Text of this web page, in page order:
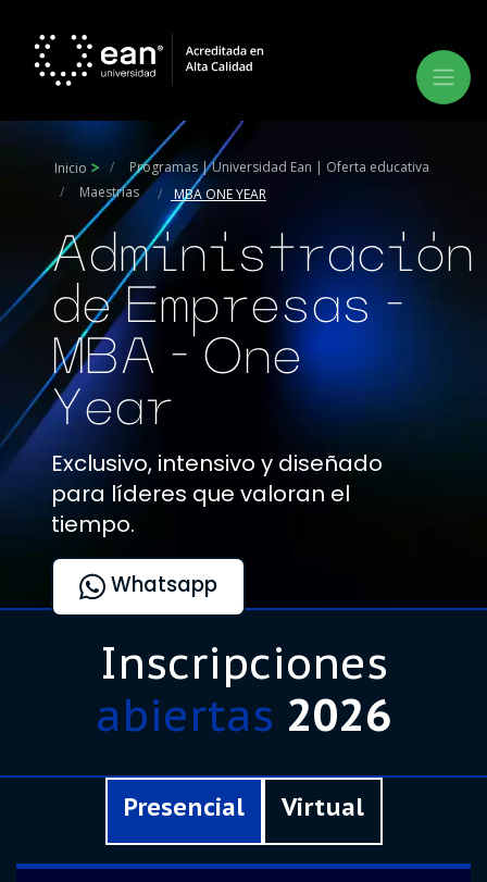
Inscripciones
abiertas 2026
Inicio
Programas | Universidad Ean | Oferta educativa
Maestrías
MBA ONE YEAR
Administración
de Empresas -
MBA - One
Year
Exclusivo, intensivo y diseñado
para líderes que valoran el
tiempo.
Whatsapp
Presencial Virtual